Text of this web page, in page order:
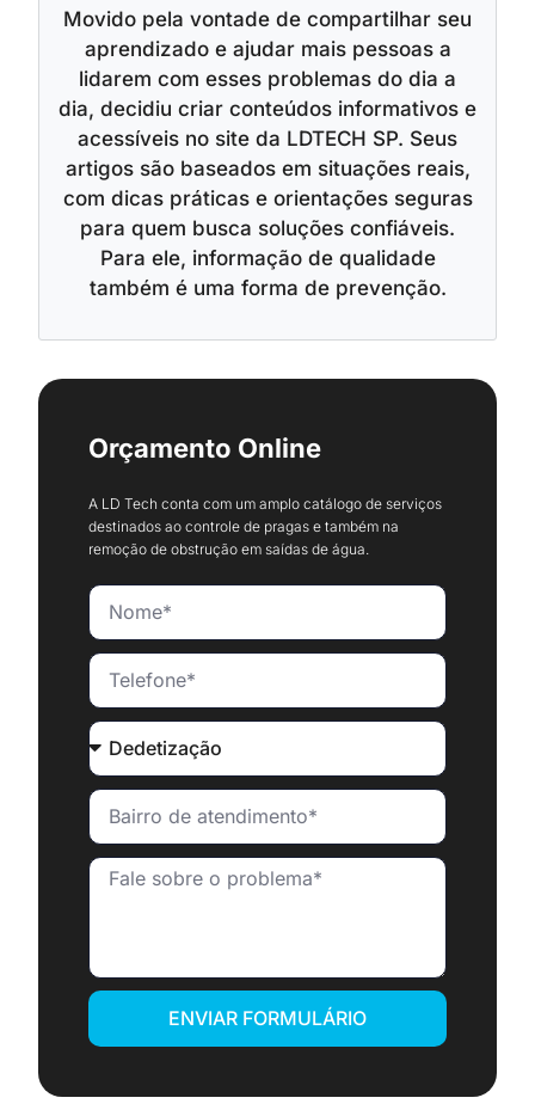
Movido pela vontade de compartilhar seu
aprendizado e ajudar mais pessoas a
lidarem com esses problemas do dia a
dia, decidiu criar conteúdos informativos e
acessíveis no site da LDTECH SP. Seus
artigos são baseados em situações reais,
com dicas práticas e orientações seguras
para quem busca soluções confiáveis.
Para ele, informação de qualidade
também é uma forma de prevenção.
Orçamento Online
A LD Tech conta com um amplo catálogo de serviços
destinados ao controle de pragas e também na
remoção de obstrução em saídas de água.
ENVIAR FORMULÁRIO